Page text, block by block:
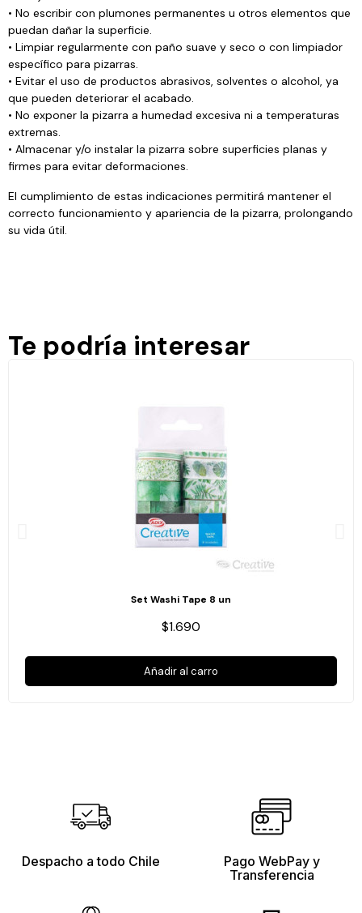
• No escribir con plumones permanentes u otros elementos que
puedan dañar la superficie.
• Limpiar regularmente con paño suave y seco o con limpiador
específico para pizarras.
• Evitar el uso de productos abrasivos, solventes o alcohol, ya
que pueden deteriorar el acabado.
• No exponer la pizarra a humedad excesiva ni a temperaturas
extremas.
• Almacenar y/o instalar la pizarra sobre superficies planas y
firmes para evitar deformaciones.
El cumplimiento de estas indicaciones permitirá mantener el
correcto funcionamiento y apariencia de la pizarra, prolongando
su vida útil.
Te podría interesar
Set Washi Tape 8 un
$1.690
Añadir al carro
Despacho a todo Chile
Pago WebPay y
Transferencia